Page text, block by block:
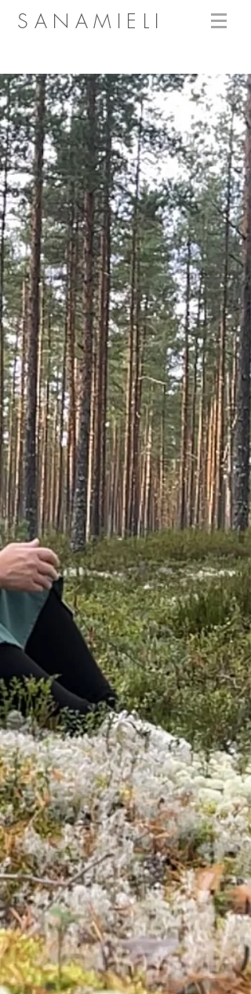
SANAMIELI